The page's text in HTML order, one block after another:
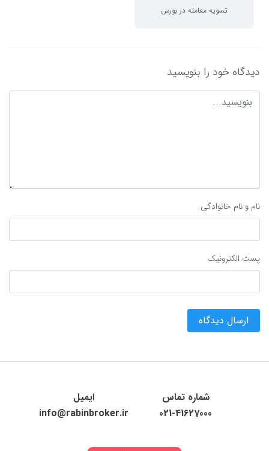
تسویه معامله در بورس
دیدگاه خود را بنویسید
نام و نام خانوادگی
پست الکترونیک
ارسال دیدگاه
شماره تماس
021-41627000
ایمیل
info@rabinbroker.ir